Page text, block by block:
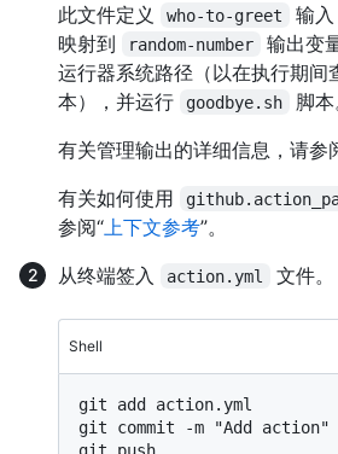
此文件定义 who-to-greet
输
映射到
random-number
输出变
运行器系统路径（以在执行期间
本），并运行
goodbye.sh
脚本
有关管理输出的详细信息，请参
有关如何使用
参阅“ 上下文参考”。
从终端签入
action.yml 文件。
Shell
git add action.yml
git commit -m "Add action"